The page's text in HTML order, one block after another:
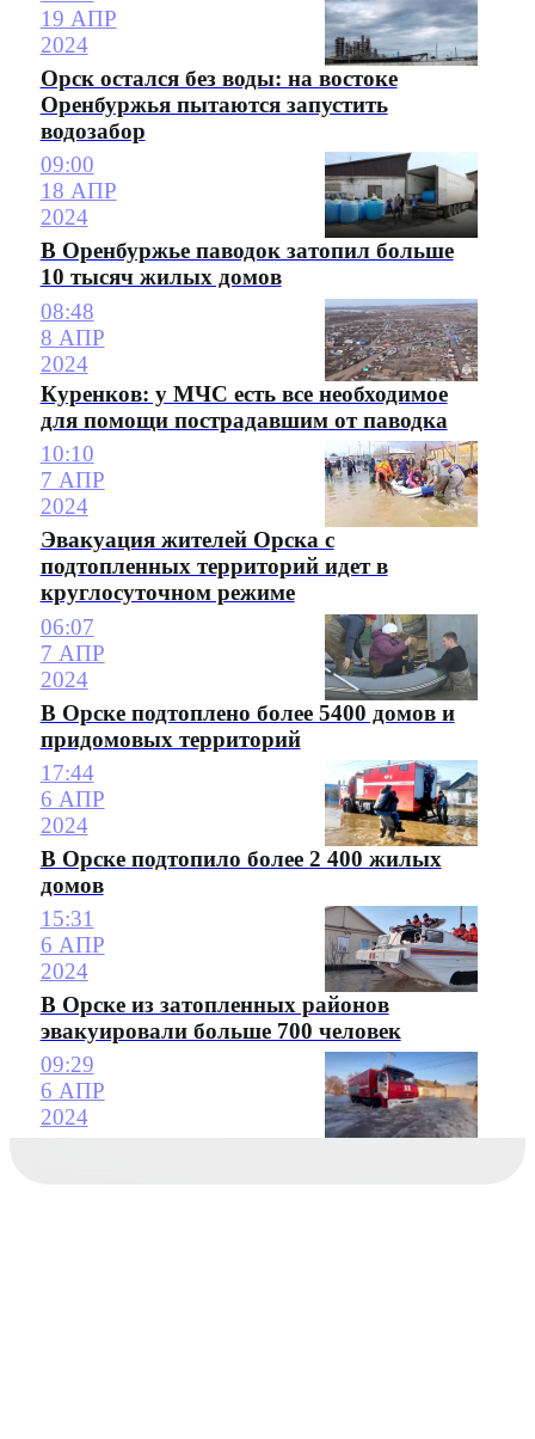
19 АПР
2024
Орск остался без воды: на востоке
Оренбуржья пытаются запустить
водозабор
09:00
18 АПР
2024
В Оренбуржье паводок затопил больше
10 тысяч жилых домов
08:48
8 АПР
2024
Куренков: у МЧС есть все необходимое
для помощи пострадавшим от паводка
10:10
7 АПР
2024
Эвакуация жителей Орска с
подтопленных территорий идет в
круглосуточном режиме
06:07
7 АПР
2024
В Орске подтоплено более 5400 домов и
придомовых территорий
17:44
6 АПР
2024
В Орске подтопило более 2 400 жилых
домов
15:31
6 АПР
2024
В Орске из затопленных районов
эвакуировали больше 700 человек
09:29
6 АПР
2024